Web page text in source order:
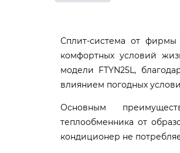
Сплит-система от
комфортных условий
модели FTYN25L,
влиянием погодных
Основным
теплообменника от
кондиционер не